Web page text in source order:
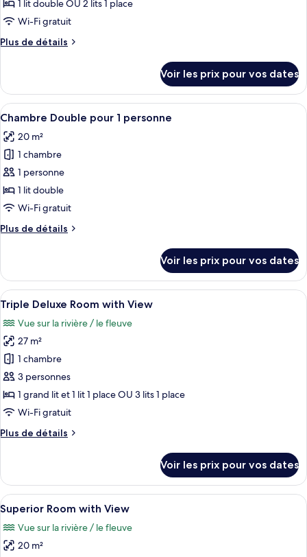
de
chambre :
Deluxe
View
1 lit double OU 2 lits 1 place
Wi-Fi gratuit
Plus de détails
Plus
le
type
de
Deluxe
Room
View
Voir les prix pour vos dates
Afficher
toutes
les
photos
pour
ce
type
chambre :
pour
1
personne
Une chambre à coucher moderne
9
Chambre Double pour 1 personne
20 m²
1 chambre
1 personne
1 lit double
Wi-Fi gratuit
Plus de détails
Plus
le
type
de
chambre
Chambre
Double
pour
personne
Voir les prix pour vos dates
Afficher
toutes
les
photos
pour
ce
type
de
chambre :
Triple
with
View
Une chambre d’hôtel moderne,
5
Triple Deluxe Room with View
Vue sur la rivière / le fleuve
27 m²
1 chambre
3 personnes
1 grand lit et 1 lit 1 place OU 3 lits 1 place
Wi-Fi gratuit
Plus de détails
Plus
le
type
de
chambre
Triple
Deluxe
Voir les prix pour vos dates
Afficher
toutes
les
photos
Une chambre d’hôtel moderne
10
Superior Room with View
Vue sur la rivière / le fleuve
20 m²